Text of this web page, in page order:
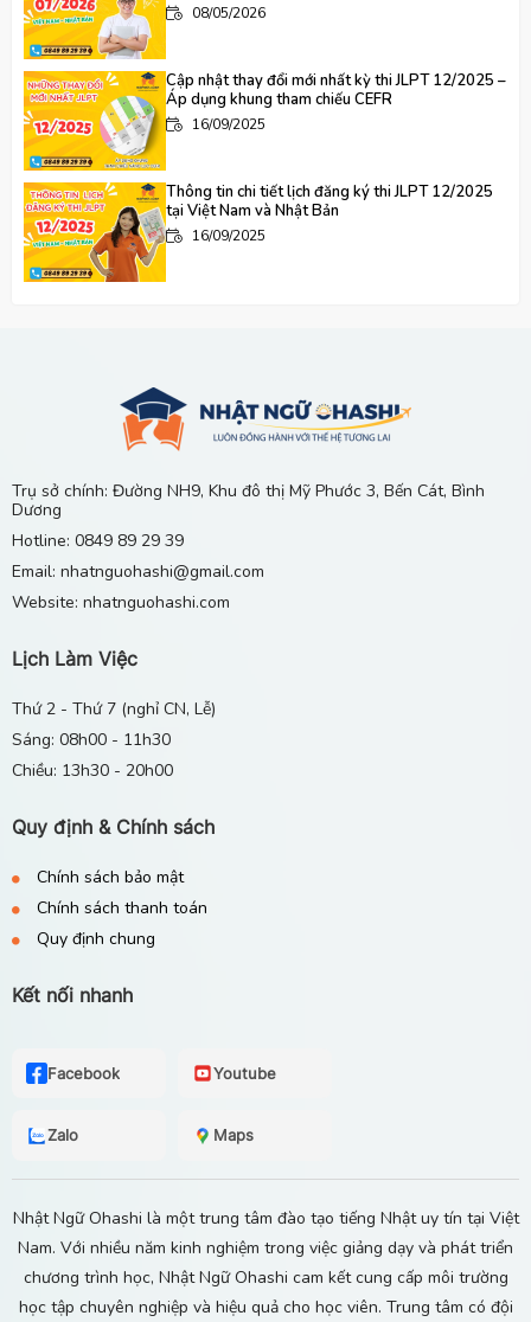
08/05/2026
Cập nhật thay đổi mới nhất kỳ thi JLPT 12/2025 –
Áp dụng khung tham chiếu CEFR
16/09/2025
Thông tin chi tiết lịch đăng ký thi JLPT 12/2025
tại Việt Nam và Nhật Bản
16/09/2025
Nên Học Tiếng Nhật Ở Đâu Tại Chánh Phú Hòa,
Bến Cát?
2 3 4, Bến Cát, Bình Dương
29/04/2026
Trụ sở chính: Đường NH9, Khu đô thị Mỹ Phước 3, Bến Cát, Bình
Dương
Hotline: 0849 89 29 39
Email: nhatnguohashi@gmail.com
Website: nhatnguohashi.com
Lịch Làm Việc
Thứ 2 - Thứ 7 (nghỉ CN, Lễ)
Sáng: 08h00 - 11h30
Chiều: 13h30 - 20h00
Quy định & Chính sách
Chính sách bảo mật
Chính sách thanh toán
Quy định chung
Kết nối nhanh
Facebook Youtube
Zalo Maps
Nhật Ngữ Ohashi là một trung tâm đào tạo tiếng Nhật uy tín tại Việt
Nam. Với nhiều năm kinh nghiệm trong việc giảng dạy và phát triển
chương trình học, Nhật Ngữ Ohashi cam kết cung cấp môi trường
học tập chuyên nghiệp và hiệu quả cho học viên. Trung tâm có đội